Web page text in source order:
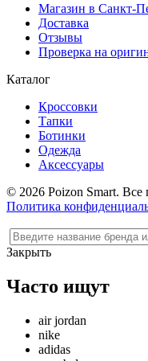
Магазин в Санкт-
Доставка
Отзывы
Проверка на
Каталог
Кроссовки
Тапки
Ботинки
Одежда
Аксессуары
© 2026 Poizon Smart.
Политика
Закрыть
Часто ищут
air jordan
nike
adidas